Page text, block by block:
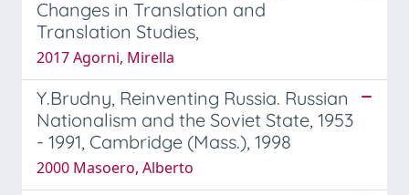
Changes in Translation and
Translation Studies,
2017 Agorni, Mirella
Y.Brudny, Reinventing Russia. Russian
Nationalism and the Soviet State, 1953
- 1991, Cambridge (Mass.), 1998
2000 Masoero, Alberto